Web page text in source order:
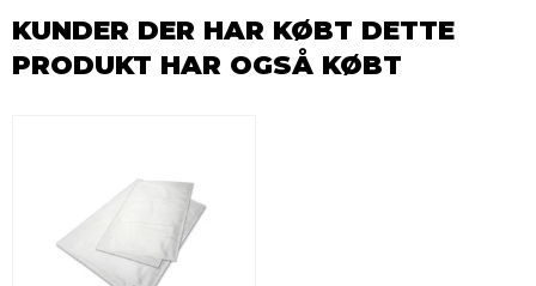
KUNDER DER HAR KØBT DETTE
PRODUKT HAR OGSÅ KØBT